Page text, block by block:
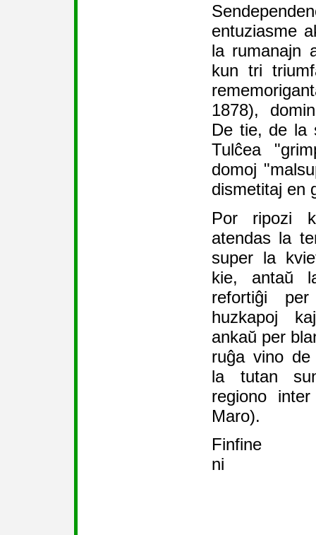
entuziasme
la rumanajn
kun tri
1878),
De tie, de la
Tulĉea
domoj
dismetitaj en
Por ripozi
atendas la
super la
kie, antaŭ
refortiĝi
huzkapoj
ankaŭ per
ruĝa vino de
la tutan
regiono
Maro).
Finfine
ni